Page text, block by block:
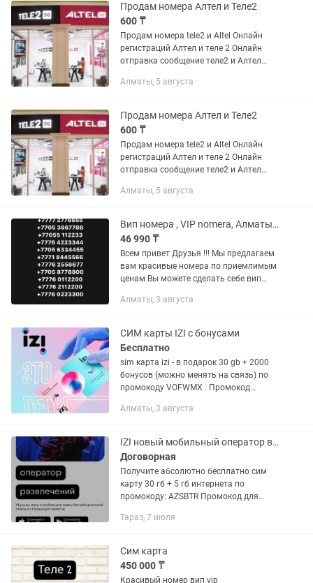
Продам номера Алтел и Теле2
600 ₸
Продам номера tele2 и Altel Онлайн
регистраций Алтел и теле 2 Онлайн
отправка сообщение теле2 и Алтел
сообщение SIM card Сим карта SIM card
Алматы, 5 августа
Продам номера Алтел и Теле2
600 ₸
Продам номера tele2 и Altel Онлайн
регистраций Алтел и теле 2 Онлайн
отправка сообщение теле2 и Алтел
сообщение SIM card Делаем есим и
Алматы, 5 августа
Вип номера , VIP nomera, Алматы , сим карта , крутые номера , айфон ,бизнес
46 990 ₸
Всем привет Друзья !!! Мы предлагаем
вам красивые номера по приемлимым
ценам Вы можете сделать себе вип
номера с датой рождения , любой
Алматы, 3 августа
СИМ карты IZI с бонусами
Бесплатно
sim карта izi - в подарок 30 gb + 2000
бонусов (можно менять на связь) по
промокоду VOFWMX . Промокод
"у меня есть ПРОМОКОД" Чтобы
Алматы, 3 августа
IZI новый мобильный оператор в Казахстане сим карта
Договорная
Получите абсолютно бесплатно сим
карту 30 гб + 5 гб интернета по
промокоду: AZSBTR Промокод для
Чтобы получить SIМ-ку абсолютно
Тараз, 7 июля
Сим карта
450 000 ₸
Красивый номер вип vip